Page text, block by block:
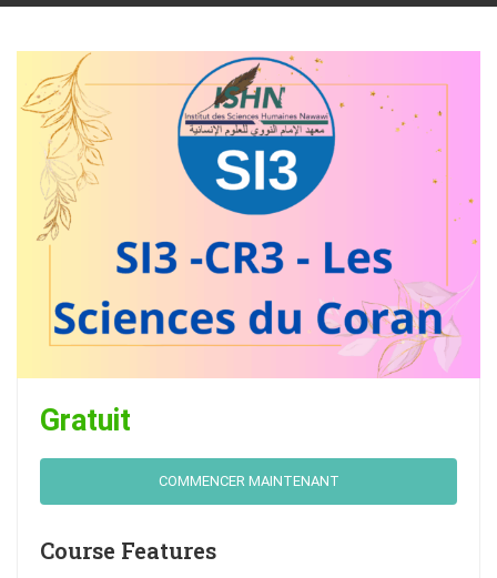
Gratuit
COMMENCER MAINTENANT
Course Features